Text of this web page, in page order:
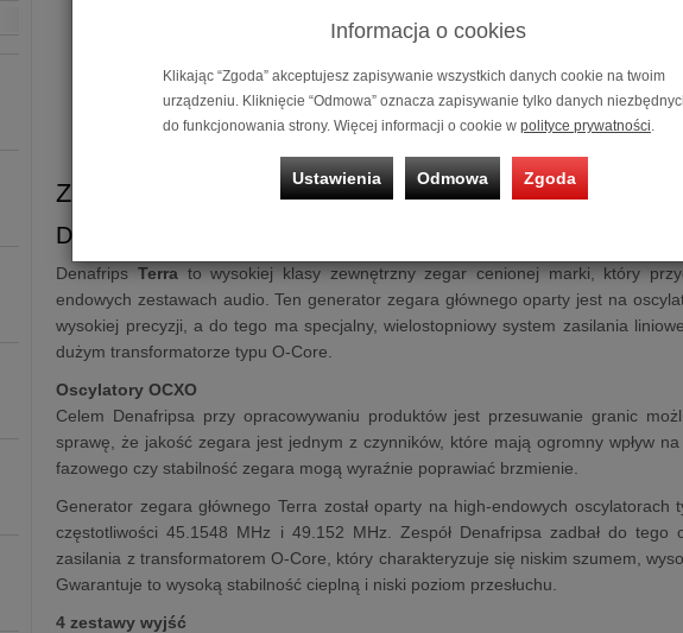
Zewnętrzny
Możliwość
na10
Zewnętrzny zegar Denafrips Terra
Denafrips
DenafripsTerrato wysokiej klasy zewnętrzny zegar cenionej marki, który
endowych zestawach audio. Ten generator zegara głównego oparty jest na
wysokiej precyzji, a do tego ma specjalny, wielostopniowy system zasilania
dużym transformatorze typu O-Core.
Oscylatory OCXO
Celem Denafripsa przy opracowywaniu produktów jest przesuwanie granic
sprawę, że jakość zegara jest jednym z czynników, które mają ogromny wpływ
fazowego czy stabilność zegara mogą wyraźnie poprawiać brzmienie.
Generator zegara głównego Terra został oparty na high-endowych
częstotliwości 45.1548 MHz i 49.152 MHz. Zespół Denafripsa zadbał do
zasilania z transformatorem O-Core, który charakteryzuje się niskim szumem,
Gwarantuje to wysoką stabilność cieplną i niski poziom przesłuchu.
4 zestawy wyjść
Informacja o cookies
Klikając “Zgoda” akceptujesz zapisywanie wszystkich danych cookie na twoim
urządzeniu. Kliknięcie “Odmowa” oznacza zapisywanie tylko danych
do funkcjonowania strony. Więcej informacji o cookie w polityce prywatności.
Ustawienia Odmowa Zgoda